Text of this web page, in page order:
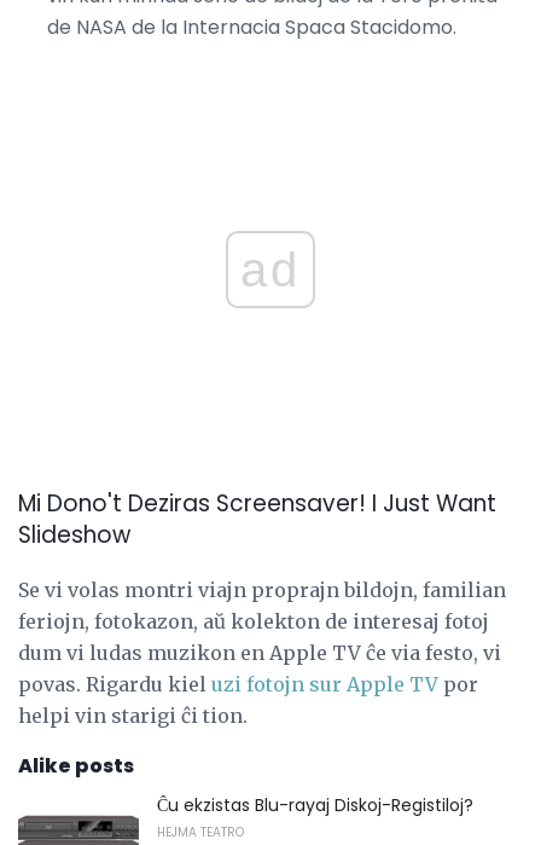
de NASA de la Internacia Spaca Stacidomo.
ad
Mi Dono't Deziras Screensaver! I Just Want
Slideshow
Se vi volas montri viajn proprajn bildojn, familian
feriojn, fotokazon, aŭ kolekton de interesaj fotoj
dum vi ludas muzikon en Apple TV ĉe via festo, vi
povas. Rigardu kiel uzi fotojn sur Apple TV por
helpi vin starigi ĉi tion.
Alike posts
Ĉu ekzistas Blu-rayaj Diskoj-Registiloj?
HEJMA TEATRO